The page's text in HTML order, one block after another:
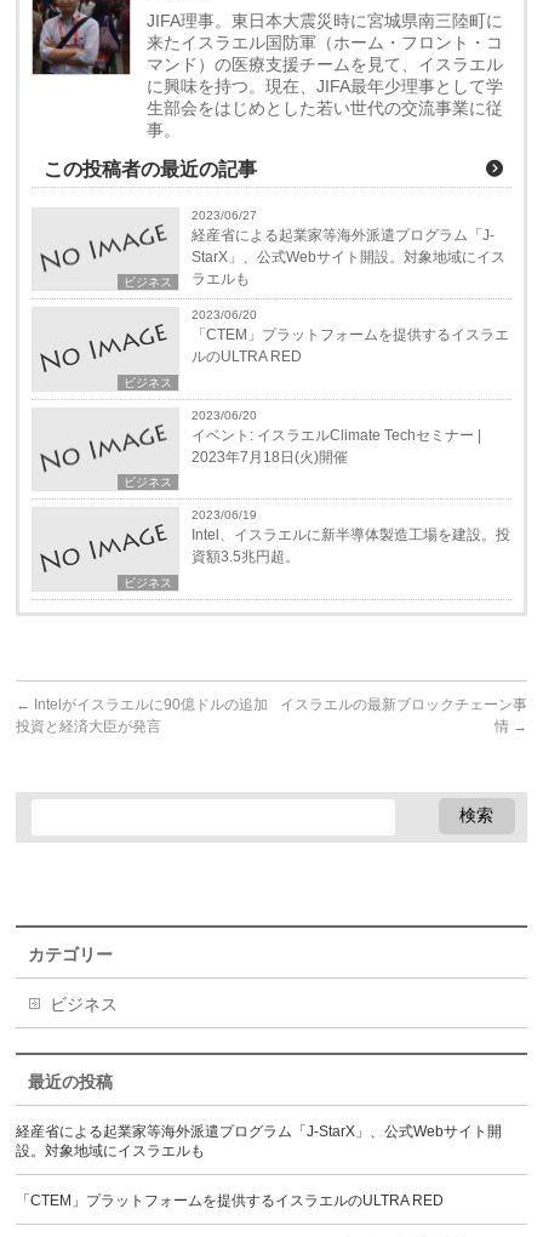
JIFA理事。東日本大震災時に宮城県南三陸町に
来たイスラエル国防軍（ホーム・フロント・コ
マンド）の医療支援チームを見て、イスラエル
に興味を持つ。現在、JIFA最年少理事として学
生部会をはじめとした若い世代の交流事業に従
事。
この投稿者の最近の記事
ビジネス
2023/06/27
経産省による起業家等海外派遣プログラム「J-
StarX」、公式Webサイト開設。対象地域にイス
ラエルも
ビジネス
2023/06/20
「CTEM」プラットフォームを提供するイスラエ
ルのULTRA RED
ビジネス
2023/06/20
イベント: イスラエルClimate Techセミナー |
2023年7月18日(火)開催
ビジネス
2023/06/19
Intel、イスラエルに新半導体製造工場を建設。投
資額3.5兆円超。
← Intelがイスラエルに90億ドルの追加
投資と経済大臣が発言
イスラエルの最新ブロックチェーン事
情 →
カテゴリー
ビジネス
最近の投稿
経産省による起業家等海外派遣プログラム「J-StarX」、公式Webサイト開
設。対象地域にイスラエルも
「CTEM」プラットフォームを提供するイスラエルのULTRA RED